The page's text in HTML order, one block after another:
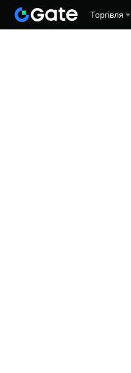
Торгівля